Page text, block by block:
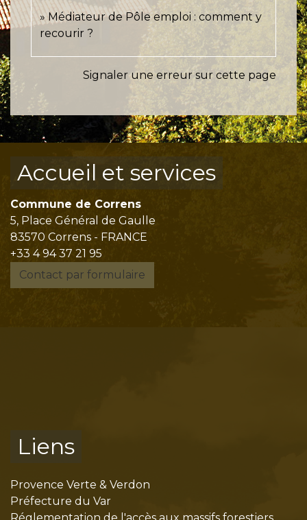
Médiateur de Pôle emploi : comment y
recourir ?
Signaler une erreur sur cette page
Accueil et services
Commune de Correns
5, Place Général de Gaulle
83570 Correns - FRANCE
+33 4 94 37 21 95
Contact par formulaire
Liens
Provence Verte & Verdon
Préfecture du Var
Réglementation de l'accès aux massifs forestiers